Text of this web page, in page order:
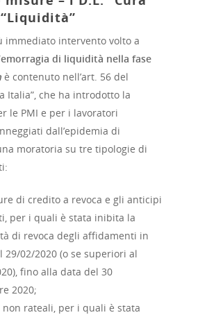
immediato intervento volto a
di liquidità nella fase
è contenuto nell’art. 56 del
Italia”, che ha introdotto la
le PMI e per i lavoratori
dall’epidemia di
moratoria su tre tipologie di
di credito a revoca e gli anticipi
per i quali è stata inibita la
di revoca degli affidamenti in
29/02/2020 (o se superiori al
fino alla data del 30
2020;
rateali, per i quali è stata